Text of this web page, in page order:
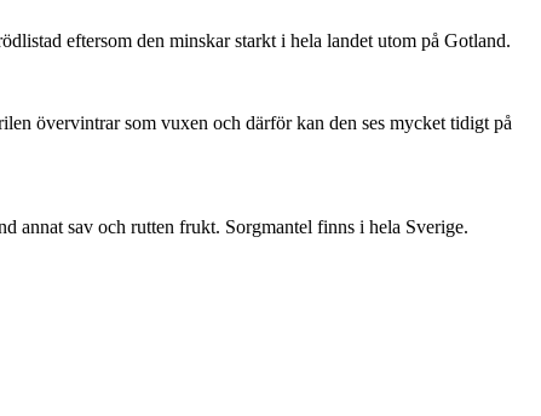
eftersom den minskar starkt i hela landet utom på Gotland.
övervintrar som vuxen och därför kan den ses mycket tidigt på
annat sav och rutten frukt. Sorgmantel finns i hela Sverige.